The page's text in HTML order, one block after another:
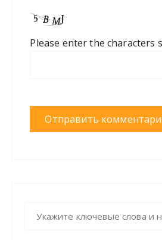
Please enter the characters